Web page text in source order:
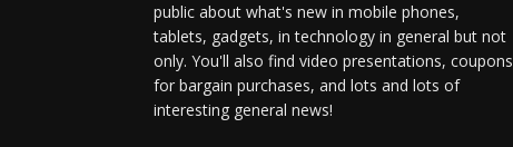
public about what's new in mobile phones,
tablets, gadgets, in technology in general but not
only. You'll also find video presentations, coupons
for bargain purchases, and lots and lots of
interesting general news!